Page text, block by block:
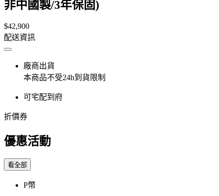
非中國製/3年保固)
$42,900
配送資訊
廠商出貨
本商品不受24h到貨限制
可宅配到府
折價券
優惠活動
看全部
P幣